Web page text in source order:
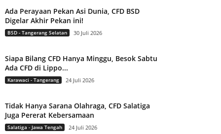
Ada Perayaan Pekan Asi Dunia, CFD BSD
Digelar Akhir Pekan ini!
BSD - Tangerang Selatan 30 Juli 2026
Siapa Bilang CFD Hanya Minggu, Besok Sabtu
Ada CFD di Lippo...
Karawaci - Tangerang 24 Juli 2026
Tidak Hanya Sarana Olahraga, CFD Salatiga
Juga Pererat Kebersamaan
Salatiga - Jawa Tengah 24 Juli 2026